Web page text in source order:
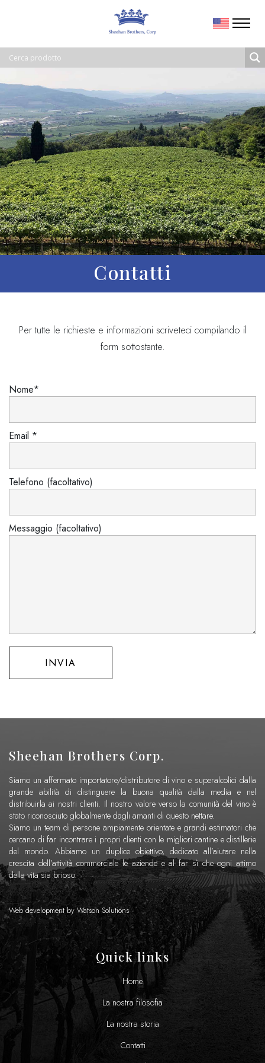
Contatti
Per tutte le richieste e informazioni scriveteci compilando il
form sottostante.
Nome*
Email *
Telefono (facoltativo)
Messaggio (facoltativo)
Sheehan Brothers Corp.
Siamo un affermato importatore/distributore di vino e superalcolici dalla
grande abilità di distinguere la buona qualità dalla media e nel
distribuirla ai nostri clienti. Il nostro valore verso la comunità del vino è
stato riconosciuto globalmente dagli amanti di questo nettare.
Siamo un team di persone ampiamente orientate e grandi estimatori che
cercano di far incontrare i propri clienti con le migliori cantine e distillerie
del mondo. Abbiamo un duplice obiettivo, dedicato all’aiutare nella
crescita dell’attività commerciale le aziende e al far sì che ogni attimo
della vita sia brioso.
Web development byWatson Solutions
Quick links
Home
La nostra filosofia
La nostra storia
Contatti